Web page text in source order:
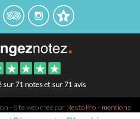
sur 71 notes et sur 71 avis
- Site web créé par RestoPro - mentions
légales